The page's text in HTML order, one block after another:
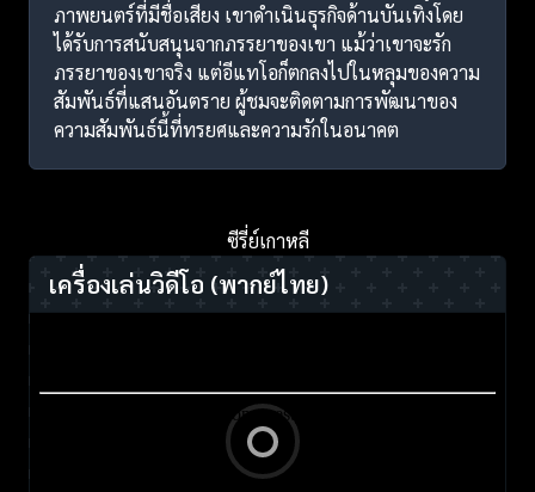
ภาพยนตร์ที่มีชื่อเสียง เขาดำเนินธุรกิจด้านบันเทิงโดย
ได้รับการสนับสนุนจากภรรยาของเขา แม้ว่าเขาจะรัก
ภรรยาของเขาจริง แต่อีแทโอก็ตกลงไปในหลุมของความ
สัมพันธ์ที่แสนอันตราย ผู้ชมจะติดตามการพัฒนาของ
ความสัมพันธ์นี้ที่ทรยศและความรักในอนาคต
ซีรี่ย์เกาหลี
เครื่องเล่นวิดีโอ (พากย์ไทย)